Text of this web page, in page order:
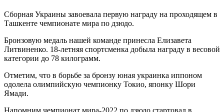
Сборная Украины завоевала первую награду на проходящем в
Ташкенте чемпионате мира по дзюдо.
Бронзовую медаль нашей команде принесла Елизавета
Литвиненко. 18-летняя спортсменка добыла награду в весовой
категории до 78 килограмм.
Отметим, что в борьбе за бронзу юная украинка иппоном
одолела олимпийскую чемпионку Токио, японку Шори
Ямади.
Напомним чемпионат мира-2022 по дзюдо стартовал в